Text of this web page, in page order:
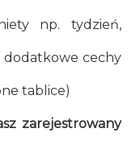
np. tydzień,
dodatkowe cechy
tablice)
zarejestrowany